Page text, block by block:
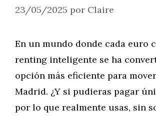
23/05/2025 por Claire
En un mundo donde cada euro
renting inteligente se ha
opción más eficiente para
Madrid. ¿Y si pudieras pagar
por lo que realmente usas, sin